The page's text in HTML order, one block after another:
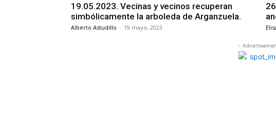
19.05.2023. Vecinas y vecinos recuperan
simbólicamente la arboleda de Arganzuela.
Alberto Astudillo - 19 mayo, 2023
-